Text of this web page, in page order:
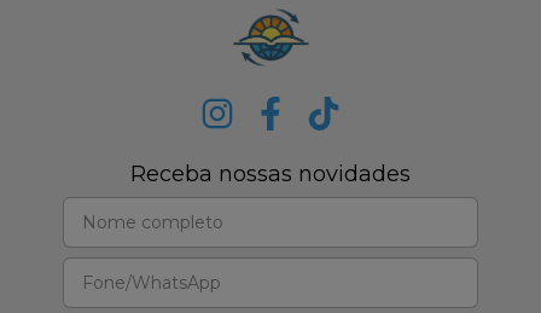
Receba nossas novidades